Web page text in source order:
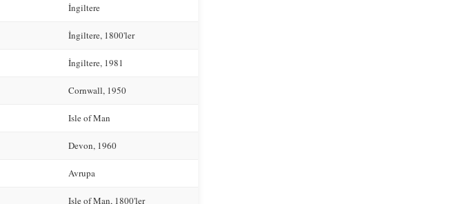
İngiltere
İngiltere, 1800'ler
İngiltere, 1981
Cornwall, 1950
Isle of Man
Devon, 1960
Avrupa
Isle of Man, 1800'ler